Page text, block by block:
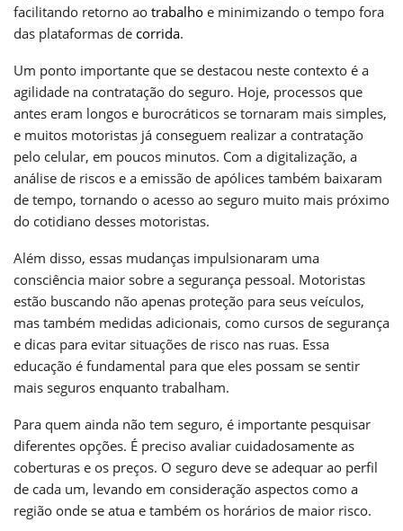
facilitando retorno ao trabalho e minimizando o tempo fora
das plataformas de corrida.
Um ponto importante que se destacou neste contexto é a
agilidade na contratação do seguro. Hoje, processos que
antes eram longos e burocráticos se tornaram mais simples,
e muitos motoristas já conseguem realizar a contratação
pelo celular, em poucos minutos. Com a digitalização, a
análise de riscos e a emissão de apólices também baixaram
de tempo, tornando o acesso ao seguro muito mais próximo
do cotidiano desses motoristas.
Além disso, essas mudanças impulsionaram uma
consciência maior sobre a segurança pessoal. Motoristas
estão buscando não apenas proteção para seus veículos,
mas também medidas adicionais, como cursos de segurança
e dicas para evitar situações de risco nas ruas. Essa
educação é fundamental para que eles possam se sentir
mais seguros enquanto trabalham.
Para quem ainda não tem seguro, é importante pesquisar
diferentes opções. É preciso avaliar cuidadosamente as
coberturas e os preços. O seguro deve se adequar ao perfil
de cada um, levando em consideração aspectos como a
região onde se atua e também os horários de maior risco.